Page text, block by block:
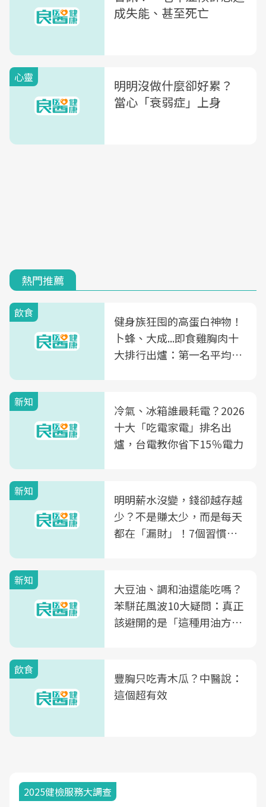
成失能、甚至死亡
心靈
明明沒做什麼卻好累？
當心「衰弱症」上身
熱門推薦
飲食
健身族狂囤的高蛋白神物！
卜蜂、大成...即食雞胸肉十
大排行出爐：第一名平均一
新知
冷氣、冰箱誰最耗電？2026
十大「吃電家電」排名出
爐，台電教你省下15％電力
新知
明明薪水沒變，錢卻越存越
少？不是賺太少，而是每天
都在「漏財」！7個習慣一
新知
大豆油、調和油還能吃嗎？
苯駢芘風波10大疑問：真正
該避開的是「這種用油方
飲食
豐胸只吃青木瓜？中醫說：
這個超有效
2025健檢服務大調查